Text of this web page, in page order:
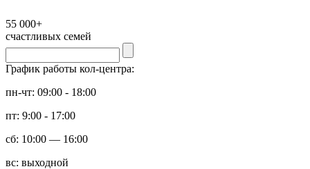
55 000+
счастливых семей
График работы кол-центра:
пн-чт: 09:00 - 18:00
пт: 9:00 - 17:00
сб: 10:00 — 16:00
вс: выходной